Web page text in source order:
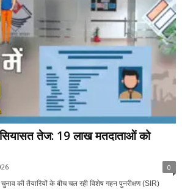
तेज: 19 लाख मतदाताओं को
0
की तैयारियों के बीच चल रही विशेष गहन पुनरीक्षण (SIR)